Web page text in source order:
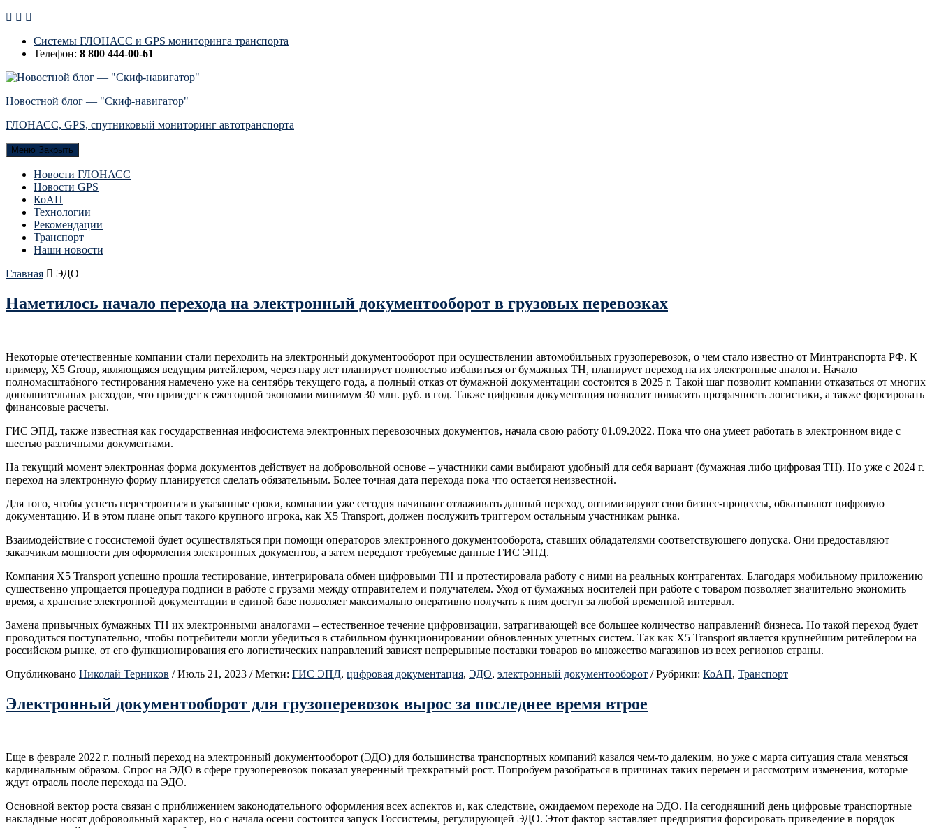
Системы ГЛОНАСС и GPS мониторинга транспорта
Телефон: 8 800 444-00-61
Новостной блог — "Скиф-навигатор"
ГЛОНАСС, GPS, спутниковый мониторинг автотранспорта
Меню Закрыть
Новости ГЛОНАСС
Новости GPS
КоАП
Технологии
Рекомендации
Транспорт
Наши новости
Главная
ЭДО
Наметилось начало перехода на электронный документооборот в грузовых перевозках
Некоторые отечественные компании стали переходить на электронный документооборот при осуществлении автомобильных грузоперевозок, о чем стало известно от Минтранспорта РФ. К
примеру, X5 Group, являющаяся ведущим ритейлером, через пару лет планирует полностью избавиться от бумажных ТН, планирует переход на их электронные аналоги. Начало
полномасштабного тестирования намечено уже на сентябрь текущего года, а полный отказ от бумажной документации состоится в 2025 г. Такой шаг позволит компании отказаться от многих
дополнительных расходов, что приведет к ежегодной экономии минимум 30 млн. руб. в год. Также цифровая документация позволит повысить прозрачность логистики, а также форсировать
финансовые расчеты.
ГИС ЭПД, также известная как государственная инфосистема электронных перевозочных документов, начала свою работу 01.09.2022. Пока что она умеет работать в электронном виде с
шестью различными документами.
На текущий момент электронная форма документов действует на добровольной основе – участники сами выбирают удобный для себя вариант (бумажная либо цифровая ТН). Но уже с 2024 г.
переход на электронную форму планируется сделать обязательным. Более точная дата перехода пока что остается неизвестной.
Для того, чтобы успеть перестроиться в указанные сроки, компании уже сегодня начинают отлаживать данный переход, оптимизируют свои бизнес-процессы, обкатывают цифровую
документацию. И в этом плане опыт такого крупного игрока, как X5 Transport, должен послужить триггером остальным участникам рынка.
Взаимодействие с госсистемой будет осуществляться при помощи операторов электронного документооборота, ставших обладателями соответствующего допуска. Они предоставляют
заказчикам мощности для оформления электронных документов, а затем передают требуемые данные ГИС ЭПД.
Компания Х5 Transport успешно прошла тестирование, интегрировала обмен цифровыми ТН и протестировала работу с ними на реальных контрагентах. Благодаря мобильному приложению
существенно упрощается процедура подписи в работе с грузами между отправителем и получателем. Уход от бумажных носителей при работе с товаром позволяет значительно экономить
время, а хранение электронной документации в единой базе позволяет максимально оперативно получать к ним доступ за любой временной интервал.
Замена привычных бумажных ТН их электронными аналогами – естественное течение цифровизации, затрагивающей все большее количество направлений бизнеса. Но такой переход будет
проводиться поступательно, чтобы потребители могли убедиться в стабильном функционировании обновленных учетных систем. Так как Х5 Transport является крупнейшим ритейлером на
российском рынке, от его функционирования его логистических направлений зависят непрерывные поставки товаров во множество магазинов из всех регионов страны.
Опубликовано Николай Терников / Июль 21, 2023 / Метки: ГИС ЭПД, цифровая документация, ЭДО, электронный документооборот / Рубрики: КоАП, Транспорт
Электронный документооборот для грузоперевозок вырос за последнее время втрое
Еще в феврале 2022 г. полный переход на электронный документооборот (ЭДО) для большинства транспортных компаний казался чем-то далеким, но уже с марта ситуация стала меняться
кардинальным образом. Спрос на ЭДО в сфере грузоперевозок показал уверенный трехкратный рост. Попробуем разобраться в причинах таких перемен и рассмотрим изменения, которые
ждут отрасль после перехода на ЭДО.
Основной вектор роста связан с приближением законодательного оформления всех аспектов и, как следствие, ожидаемом переходе на ЭДО. На сегодняшний день цифровые транспортные
накладные носят добровольный характер, но с начала осени состоится запуск Госсистемы, регулирующей ЭДО. Этот фактор заставляет предприятия форсировать приведение в порядок